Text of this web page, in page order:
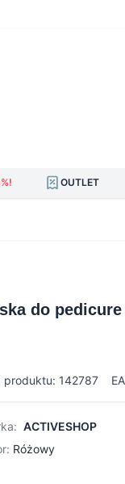
OUTLET
do pedicure
produktu: 142787
ACTIVESHOP
Różowy